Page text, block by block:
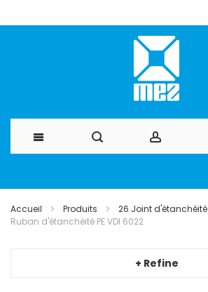
contenu
Accueil Produits
26 Joint d'étanchéité
Ruban d'étanchéité PE VDI 6022
+ Refine